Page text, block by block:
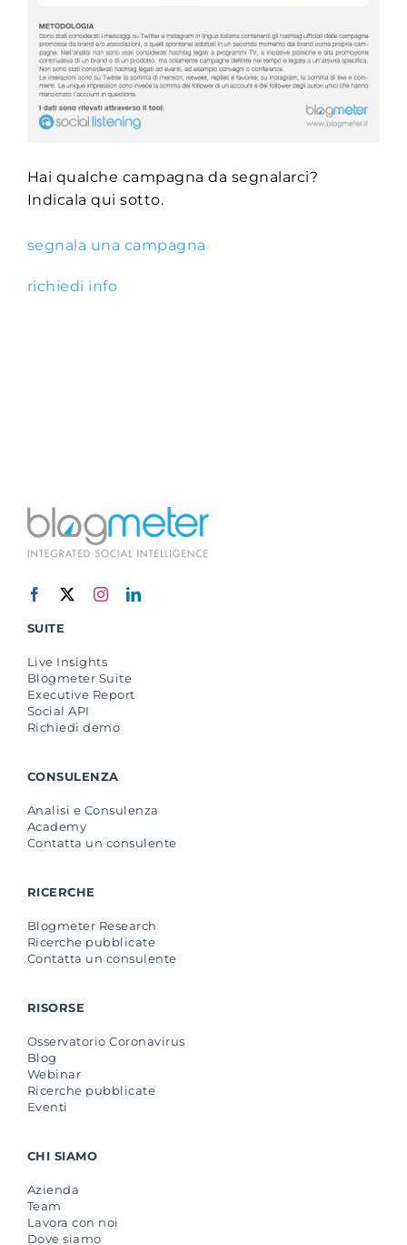
Hai qualche campagna da segnalarci?
Indicala qui sotto.
segnala una campagna
richiedi info
SUITE
Live Insights
Blogmeter Suite
Executive Report
Social API
Richiedi demo
CONSULENZA
Analisi e Consulenza
Academy
Contatta un consulente
RICERCHE
Blogmeter Research
Ricerche pubblicate
Contatta un consulente
RISORSE
Osservatorio Coronavirus
Blog
Webinar
Ricerche pubblicate
Eventi
CHI SIAMO
Azienda
Team
Lavora con noi
Dove siamo